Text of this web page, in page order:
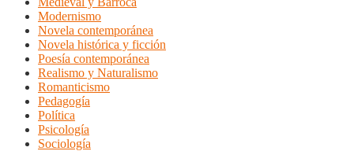
Modernismo
Novela contemporánea
Novela histórica y ficción
Poesía contemporánea
Realismo y Naturalismo
Romanticismo
Pedagogía
Política
Psicología
Sociología